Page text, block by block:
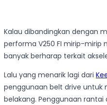
Kalau dibandingkan dengan
performa V250 FI mirip-mirip
banyak berharap terkait
Lalu yang menarik lagi dari
penggunaan belt drive untuk
belakang. Penggunaan